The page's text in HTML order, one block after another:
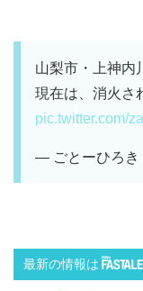
山梨市・上神内
現在は、消火さ
pic.twitter.com/
— ごとーひろき
最新の情報は